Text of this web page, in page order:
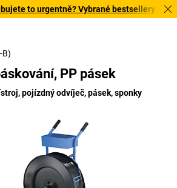
to urgentně? Vybrané bestsellery
B)
PP pásek
pojízdný odvíječ, pásek, sponky